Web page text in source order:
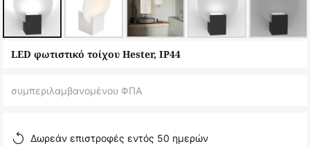
Μετάβαση
εικόνων
LED φωτιστικό τοίχου Hester, IP44
συμπεριλαμβανομένου ΦΠΑ
Δωρεάν επιστροφές εντός 50 ημερών